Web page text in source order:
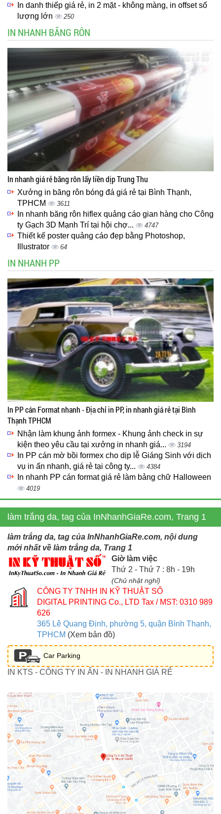
In danh thiếp giá rẻ, in 2 mặt - không màng, in offset số
lượng lớn
250
IN NHANH BĂNG RÔN
In nhanh giá rẻ băng rôn lấy liền dịp Trung Thu
Xưởng in băng rôn bóng đá giá rẻ tại Bình Thạnh,
TPHCM
3611
In nhanh băng rôn hiflex quảng cáo gian hàng cho Công
ty Gạch 3D Mạnh Trí tại hội chợ...
4747
Thiết kế poster quảng cáo đẹp bằng Photoshop,
Illustrator
64
IN NHANH PP
In PP cán Format nhanh - Địa chỉ in PP, in nhanh giá rẻ tại Bình
Thạnh TPHCM
Nhận làm khung ảnh formex - Khung ảnh check in sự
kiện theo yêu cầu tại xưởng in nhanh giá...
3194
In PP cán mờ bồi formex cho dịp lễ Giáng Sinh với dịch
vụ in ấn nhanh, giá rẻ tại công ty...
4384
In nhanh PP cán format giá rẻ làm bảng chữ Halloween
4019
làm trắng da, tag của InNhanhGiaRe.com, Trang 1
làm trắng da, tag của InNhanhGiaRe.com, nội dung
mới nhất về làm trắng da, Trang 1
Giờ làm việc
Thứ 2 - Thứ 7 : 8h - 19h
(Chủ nhật nghỉ)
CÔNG TY TNHH IN KỸ THUẬT SỐ
DIGITAL PRINTING Co., LTD Tax / MST: 0310 989
626
365 Lê Quang Định, phường 5, quận Bình Thạnh,
TPHCM (Xem bản đồ)
Car Parking
IN KTS - CÔNG TY IN ẤN - IN NHANH GIÁ RẺ